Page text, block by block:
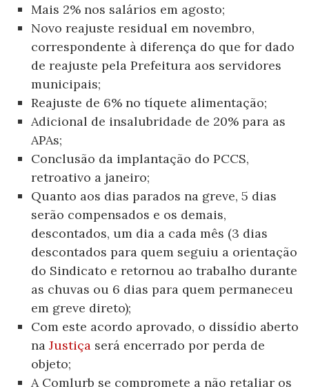
Mais 2% nos salários em agosto;
Novo reajuste residual em novembro,
correspondente à diferença do que for dado
de reajuste pela Prefeitura aos servidores
municipais;
Reajuste de 6% no tíquete alimentação;
Adicional de insalubridade de 20% para as
APAs;
Conclusão da implantação do PCCS,
retroativo a janeiro;
Quanto aos dias parados na greve, 5 dias
serão compensados e os demais,
descontados, um dia a cada mês (3 dias
descontados para quem seguiu a orientação
do Sindicato e retornou ao trabalho durante
as chuvas ou 6 dias para quem permaneceu
em greve direto);
Com este acordo aprovado, o dissídio aberto
na Justiçaserá encerrado por perda de
objeto;
A Comlurb se compromete a não retaliar os